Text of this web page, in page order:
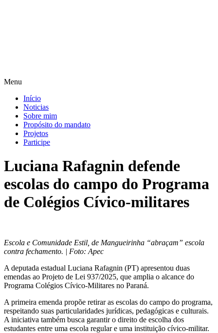
Menu
Início
Noticias
Sobre mim
Propósito do mandato
Projetos
Participe
Luciana Rafagnin defende
escolas do campo do Programa
de Colégios Cívico-militares
Escola e Comunidade Estil, de Mangueirinha “abraçam” escola
contra fechamento. | Foto: Apec
A deputada estadual Luciana Rafagnin (PT) apresentou duas
emendas ao Projeto de Lei 937/2025, que amplia o alcance do
Programa Colégios Cívico-Militares no Paraná.
A primeira emenda propõe retirar as escolas do campo do programa,
respeitando suas particularidades jurídicas, pedagógicas e culturais.
A iniciativa também busca garantir o direito de escolha dos
estudantes entre uma escola regular e uma instituição cívico-militar.